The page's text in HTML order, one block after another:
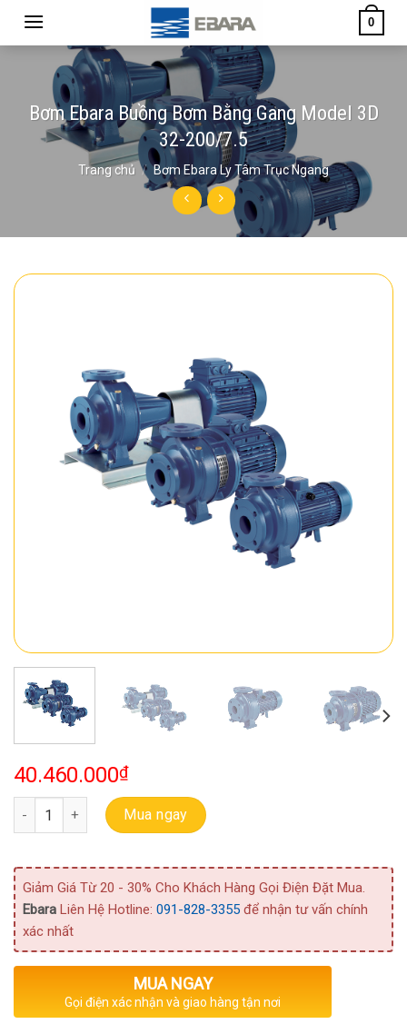
0
Bơm Ebara Buồng Bơm Bằng Gang Model 3D
32-200/7.5
Trang chủ / Bơm Ebara Ly Tâm Trục Ngang
40.460.000₫
Bơm Ebara Buồng Bơm Bằng Gang Model 3D 32-200/7.5 số lượng
Mua ngay
Giảm Giá Từ 20 - 30% Cho Khách Hàng Gọi Điện Đặt Mua.
Ebara Liên Hệ Hotline: 091-828-3355 để nhận tư vấn chính
xác nhất
MUA NGAY
Gọi điện xác nhận và giao hàng tận nơi